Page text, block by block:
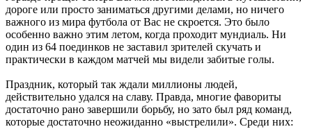
дороге или просто заниматься другими делами, но ничего
важного из мира футбола от Вас не скроется. Это было
особенно важно этим летом, когда проходит мундиаль. Ни
один из 64 поединков не заставил зрителей скучать и
практически в каждом матчей мы видели забитые голы.
Праздник, который так ждали миллионы людей,
действительно удался на славу. Правда, многие фавориты
достаточно рано завершили борьбу, но зато был ряд команд,
которые достаточно неожиданно «выстрелили». Среди них: